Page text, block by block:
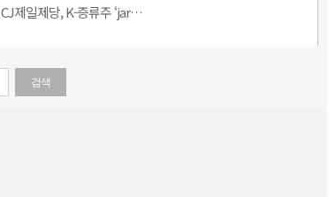
CJ제일제당, K-증류주 ‘jar…
검색